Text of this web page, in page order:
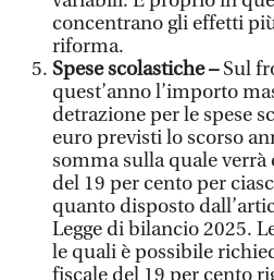
concentrano gli effetti
riforma.
Spese scolastiche –Sul
quest’anno l’importo
detrazione per le spese
euro previsti lo scorso
somma sulla quale
del 19 per cento per
quanto disposto
Legge di bilancio 2025.
le quali è possibile
fiscale del 19 per cento